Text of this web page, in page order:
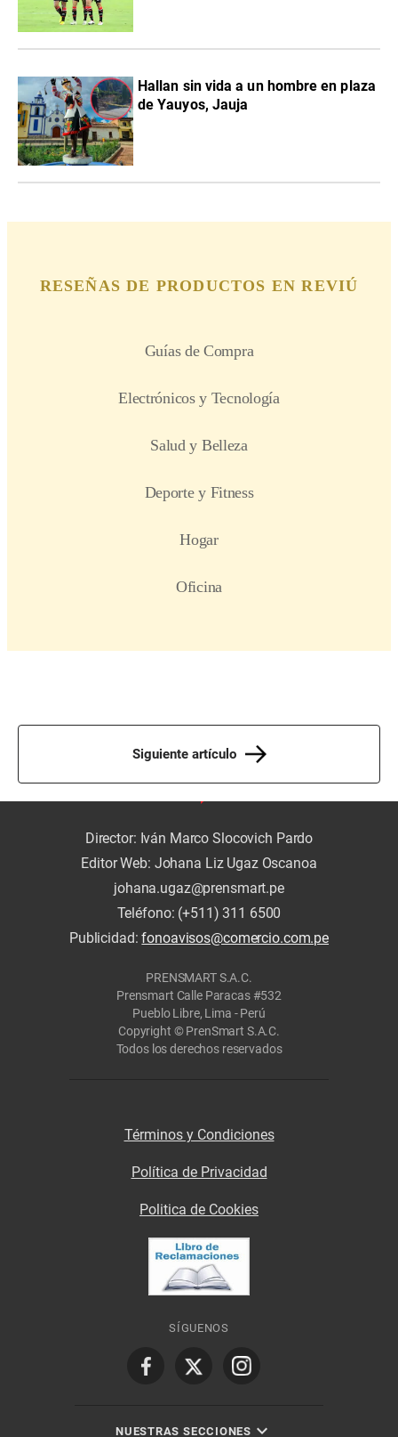
Hallan sin vida a un hombre en plaza
de Yauyos, Jauja
Siguiente artículo
Director: Iván Marco Slocovich Pardo
Editor Web: Johana Liz Ugaz Oscanoa
johana.ugaz@prensmart.pe
Teléfono: (+511) 311 6500
Publicidad:fonoavisos@comercio.com.pe
PRENSMART S.A.C.
Prensmart Calle Paracas #532
Pueblo Libre, Lima - Perú
Copyright © PrenSmart S.A.C.
Todos los derechos reservados
Términos y Condiciones
Política de Privacidad
Politica de Cookies
SÍGUENOS
NUESTRAS SECCIONES